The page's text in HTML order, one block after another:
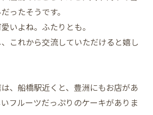
ったそうです。
いよね。ふたりとも。
これから交流していただけると嬉し
、船橋駅近くと、豊洲にもお店があ
フルーツだっぷりのケーキがありま